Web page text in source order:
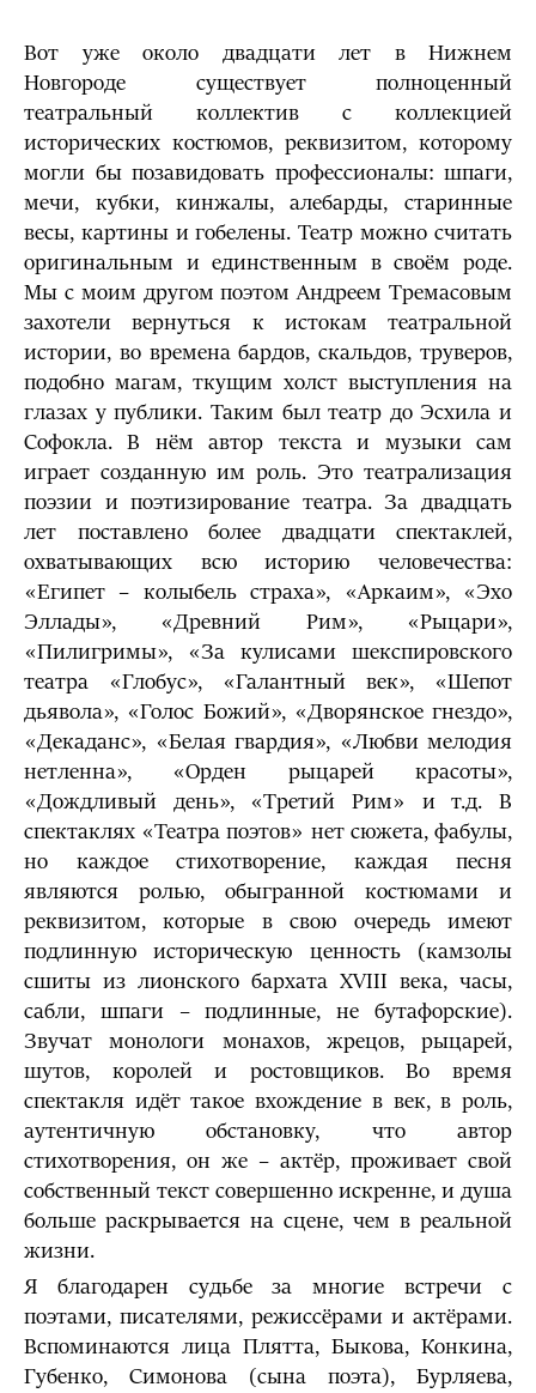
Вот уже около двадцати лет в Нижнем
Новгороде существует полноценный
театральный коллектив с коллекцией
исторических костюмов, реквизитом, которому
могли бы позавидовать профессионалы: шпаги,
мечи, кубки, кинжалы, алебарды, старинные
весы, картины и гобелены. Театр можно считать
оригинальным и единственным в своём роде.
Мы с моим другом поэтом Андреем Тремасовым
захотели вернуться к истокам театральной
истории, во времена бардов, скальдов, труверов,
подобно магам, ткущим холст выступления на
глазах у публики. Таким был театр до Эсхила и
Софокла. В нём автор текста и музыки сам
играет созданную им роль. Это театрализация
поэзии и поэтизирование театра. За двадцать
лет поставлено более двадцати спектаклей,
охватывающих всю историю человечества:
«Египет – колыбель страха», «Аркаим», «Эхо
Эллады», «Древний Рим», «Рыцари»,
«Пилигримы», «За кулисами шекспировского
театра «Глобус», «Галантный век», «Шепот
дьявола», «Голос Божий», «Дворянское гнездо»,
«Декаданс», «Белая гвардия», «Любви мелодия
нетленна», «Орден рыцарей красоты»,
«Дождливый день», «Третий Рим» и т.д. В
спектаклях «Театра поэтов» нет сюжета, фабулы,
но каждое стихотворение, каждая песня
являются ролью, обыгранной костюмами и
реквизитом, которые в свою очередь имеют
подлинную историческую ценность (камзолы
сшиты из лионского бархата XVIII века, часы,
сабли, шпаги – подлинные, не бутафорские).
Звучат монологи монахов, жрецов, рыцарей,
шутов, королей и ростовщиков. Во время
спектакля идёт такое вхождение в век, в роль,
аутентичную обстановку, что автор
стихотворения, он же – актёр, проживает свой
собственный текст совершенно искренне, и душа
больше раскрывается на сцене, чем в реальной
жизни.
Я благодарен судьбе за многие встречи с
поэтами, писателями, режиссёрами и актёрами.
Вспоминаются лица Плятта, Быкова, Конкина,
Губенко, Симонова (сына поэта), Бурляева,